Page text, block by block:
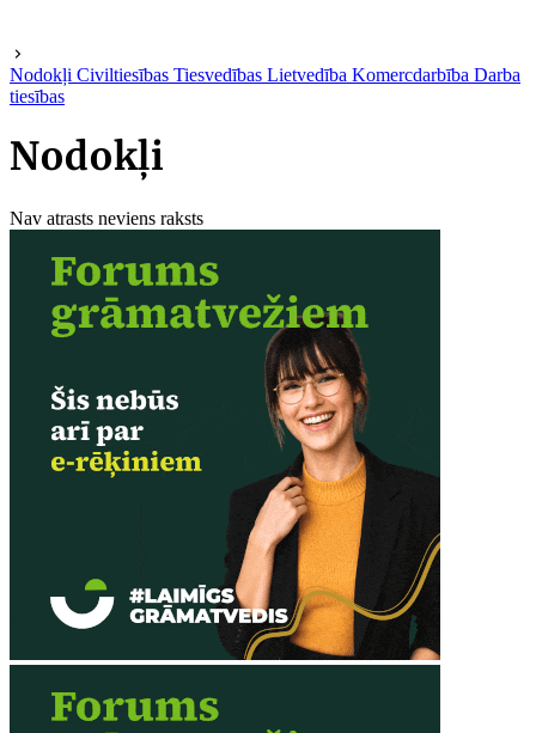
Nodokļi Civiltiesības Tiesvedības Lietvedība Komercdarbība Darba
tiesības
Nodokļi
Nav atrasts neviens raksts